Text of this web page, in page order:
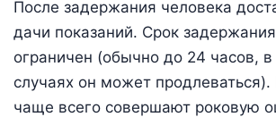
После задержания человека
дачи показаний. Срок
ограничен (обычно до 24 часов,
случаях он может
чаще всего совершают роковую